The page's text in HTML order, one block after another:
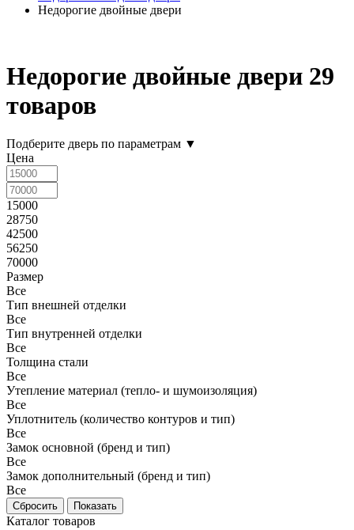
Недорогие двойные двери
Недорогие двойные двери 29
товаров
Подберите дверь по параметрам ▼
Цена
15000
28750
42500
56250
70000
Размер
Все
Тип внешней отделки
Все
Тип внутренней отделки
Все
Толщина стали
Все
Утепление материал (тепло- и шумоизоляция)
Все
Уплотнитель (количество контуров и тип)
Все
Замок основной (бренд и тип)
Все
Замок дополнительный (бренд и тип)
Все
Каталог товаров